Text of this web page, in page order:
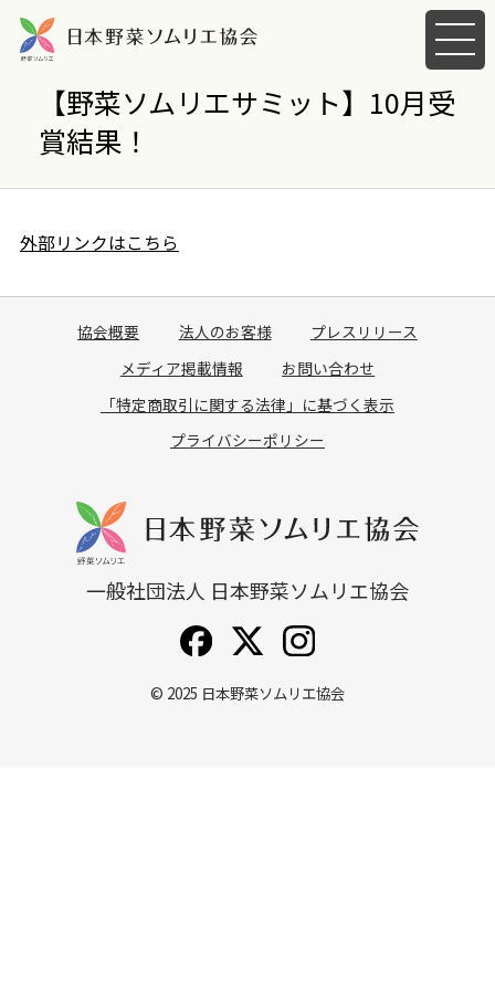
メ
ニ
ー
く
【野菜ソムリエサミット】10月受
賞結果！
外部リンクはこちら
協会概要 法人のお客様
プレスリリース
メディア掲載情報
お問い合わせ
「特定商取引に関する法律」に基づく表示
プライバシーポリシー
一般社団法人 日本野菜ソムリエ協会
© 2025 日本野菜ソムリエ協会